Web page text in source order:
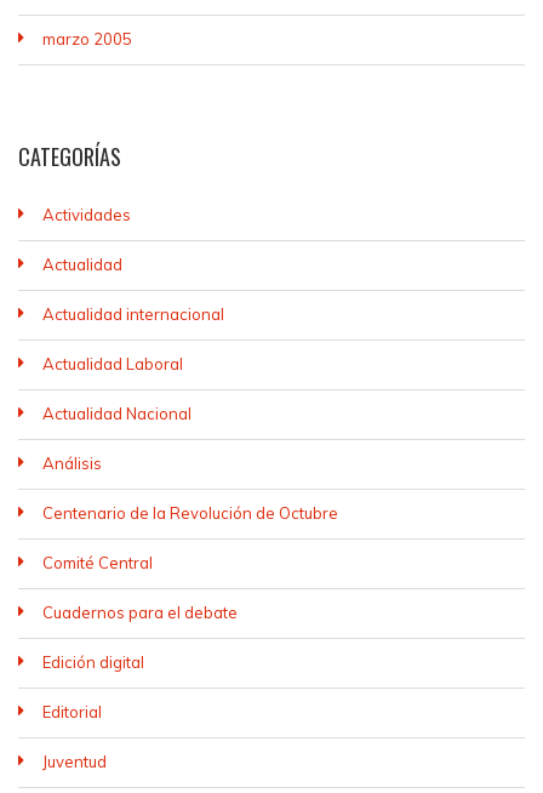
marzo 2005
CATEGORÍAS
Actividades
Actualidad
Actualidad internacional
Actualidad Laboral
Actualidad Nacional
Análisis
Centenario de la Revolución de Octubre
Comité Central
Cuadernos para el debate
Edición digital
Editorial
Juventud